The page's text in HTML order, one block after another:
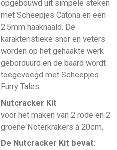
opgebouwd uit simpele steken
met Scheepjes Catona en een
2.5mm haaknaald. De
karakteristieke snor en veters
worden op het gehaakte werk
geborduurd en de baard wordt
toegevoegd met Scheepjes
Furry Tales.
Nutcracker Kit
voor het maken van 2 rode en 2
groene Noterkrakers à 20cm.
De Nutcracker Kit bevat: